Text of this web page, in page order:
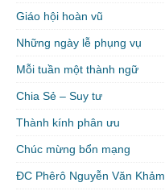
Giáo hội hoàn vũ
Những ngày lễ phụng vụ
Mỗi tuần một thành ngữ
Chia Sẻ – Suy tư
Thành kính phân ưu
Chúc mừng bổn mạng
ĐC Phêrô Nguyễn Văn Khảm